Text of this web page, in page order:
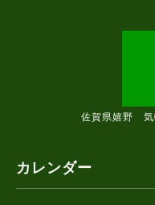
佐賀県嬉野 気
カレンダー